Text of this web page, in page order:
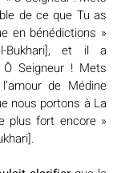
de ce que Tu as
en bénédictions »
Bukhari], et il a
Seigneur ! Mets
de Médine
nous portons à La
plus fort encore »